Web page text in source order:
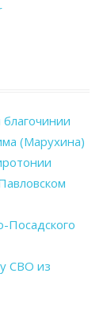
(Марухина)
Посадского
СВО из